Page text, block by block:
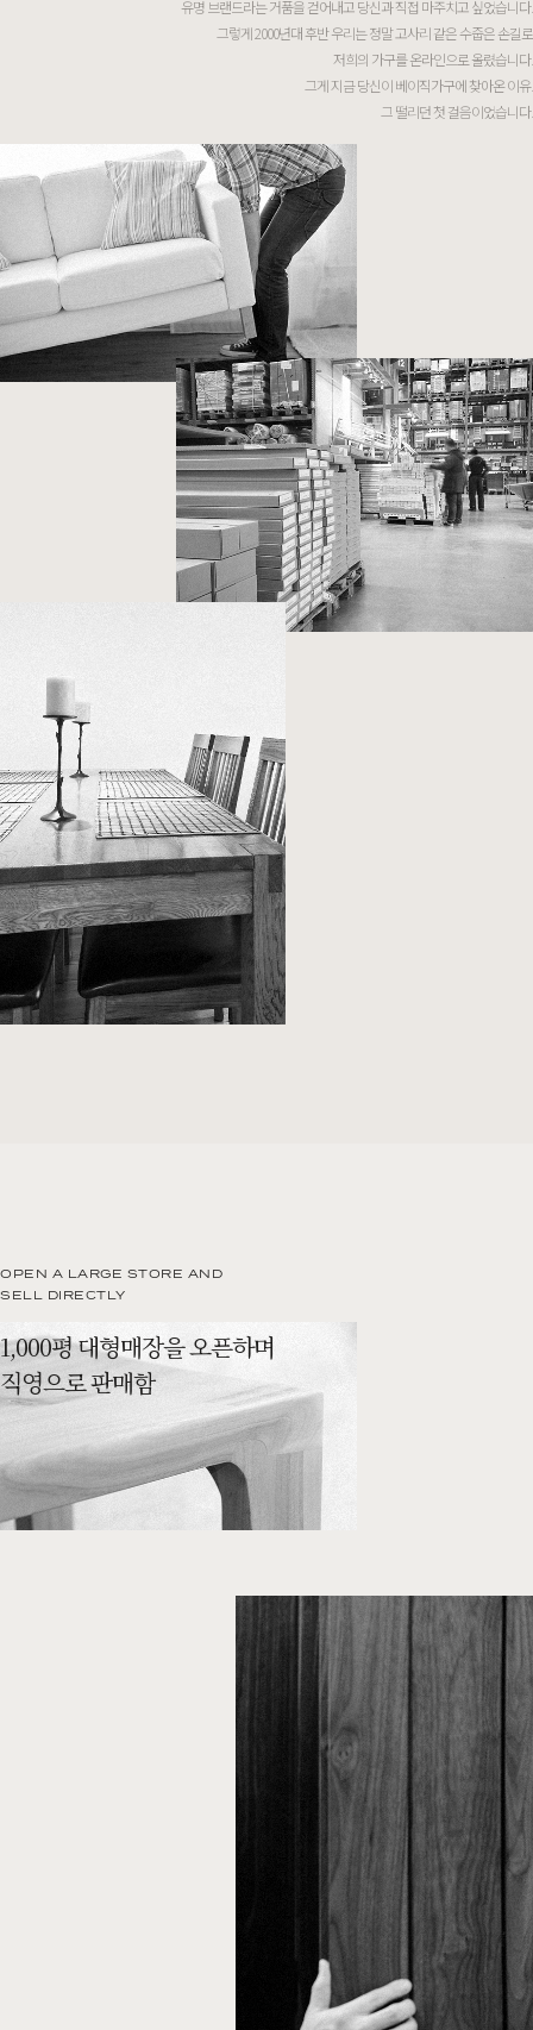
유명 브랜드라는 거품을 걷어내고 당신과 직접 마주치고 싶었습니다.
그렇게 2000년대 후반 우리는 정말 고사리 같은 수줍은 손길로
저희의 가구를 온라인으로 올렸습니다.
그게 지금 당신이 베이직가구에 찾아온 이유.
그 떨리던 첫 걸음이었습니다.
OPEN A LARGE STORE AND
SELL DIRECTLY
1,000평 대형매장을 오픈하며
직영으로 판매함